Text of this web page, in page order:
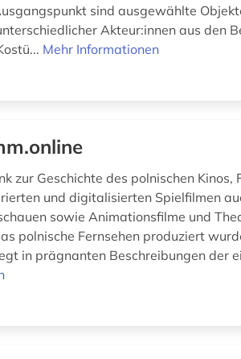
sind ausgewählte
Akteur:innen aus den
Mehr Informationen
zur Geschichte des polnischen
und digitalisierten Spielfilmen
sowie Animationsfilme und
polnische Fernsehen produziert
in prägnanten Beschreibungen der